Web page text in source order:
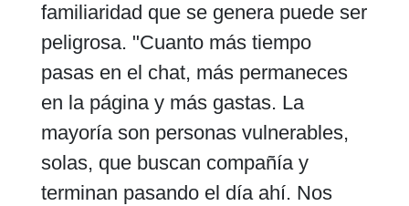
familiaridad que se genera puede ser
peligrosa. "Cuanto más tiempo
pasas en el chat, más permaneces
en la página y más gastas. La
mayoría son personas vulnerables,
solas, que buscan compañía y
terminan pasando el día ahí. Nos